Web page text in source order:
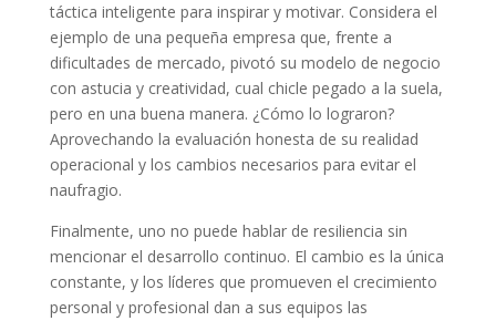
táctica inteligente para inspirar y motivar. Considera el
ejemplo de una pequeña empresa que, frente a
dificultades de mercado, pivotó su modelo de negocio
con astucia y creatividad, cual chicle pegado a la suela,
pero en una buena manera. ¿Cómo lo lograron?
Aprovechando la evaluación honesta de su realidad
operacional y los cambios necesarios para evitar el
naufragio.
Finalmente, uno no puede hablar de resiliencia sin
mencionar el desarrollo continuo. El cambio es la única
constante, y los líderes que promueven el crecimiento
personal y profesional dan a sus equipos las